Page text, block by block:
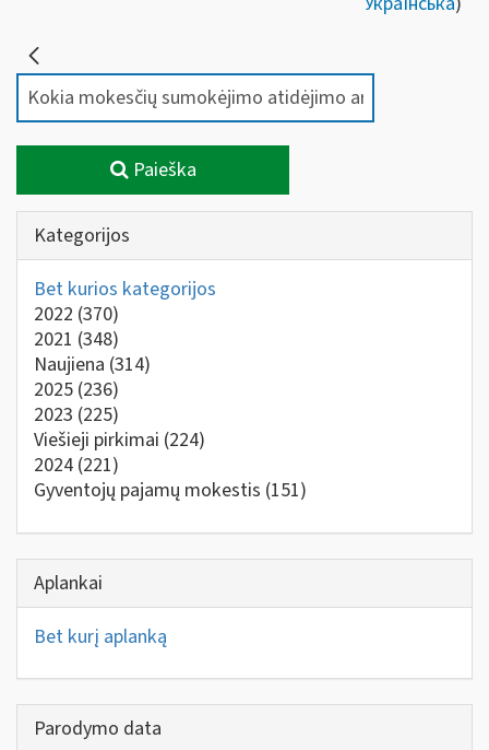
Paieška
Kategorijos
Bet kurios kategorijos
2022 (370)
2021 (348)
Naujiena (314)
2025 (236)
2023 (225)
Viešieji pirkimai (224)
2024 (221)
Gyventojų pajamų mokestis (151)
Aplankai
Bet kurį aplanką
Parodymo data